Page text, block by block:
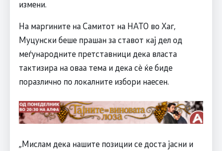
измени.
На маргините на Самитот на НАТО во Хаг,
Муцунски беше прашан за ставот кај дел од
меѓународните претставници дeка власта
тактизира на оваа тема и дека сè ќе биде
поразлично по локалните избори наесен.
„Мислам дека нашите позиции се доста јасни и